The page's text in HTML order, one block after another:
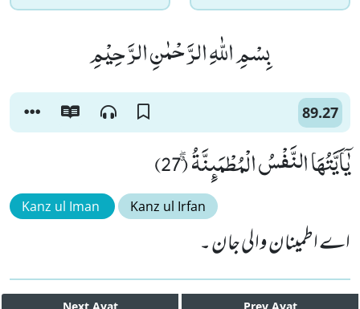
بِسْمِ اللّٰهِ الرَّحْمٰنِ الرَّحِیْمِ
89.27
یٰۤاَیَّتُهَا النَّفْسُ الْمُطْمَىٕنَّةُۗۖ (27)
Kanz ul Iman Kanz ul Irfan
اے اطمینان والی جان ۔